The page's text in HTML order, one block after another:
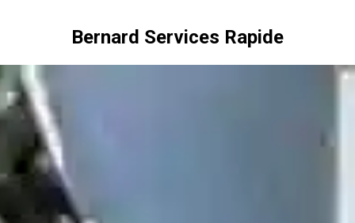
Bernard Services Rapide